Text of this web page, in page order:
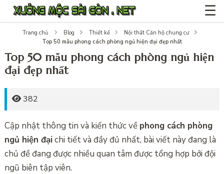
☰
Trang chủ Blog Thiết kế
Nội thất Căn hộ chung cư
Top 50 mẫu phong cách phòng ngủ hiện đại đẹp nhất
Top 50 mẫu phong cách phòng ngủ hiện
đại đẹp nhất
382
Cập nhật thông tin và kiến thức về phong cách phòng
ngủ hiện đạichi tiết và đầy đủ nhất, bài viết này đang là
chủ đề đang được nhiều quan tâm được tổng hợp bởi đội
ngũ biên tập viên.